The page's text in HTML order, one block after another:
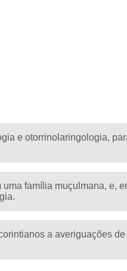
e otorrinolaringologia,
família muçulmana, e,
a averiguações de